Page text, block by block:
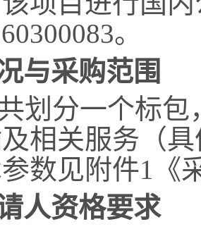
。
与采购范围
划分一个标包
相关服务（
数见附件1《
人资格要求